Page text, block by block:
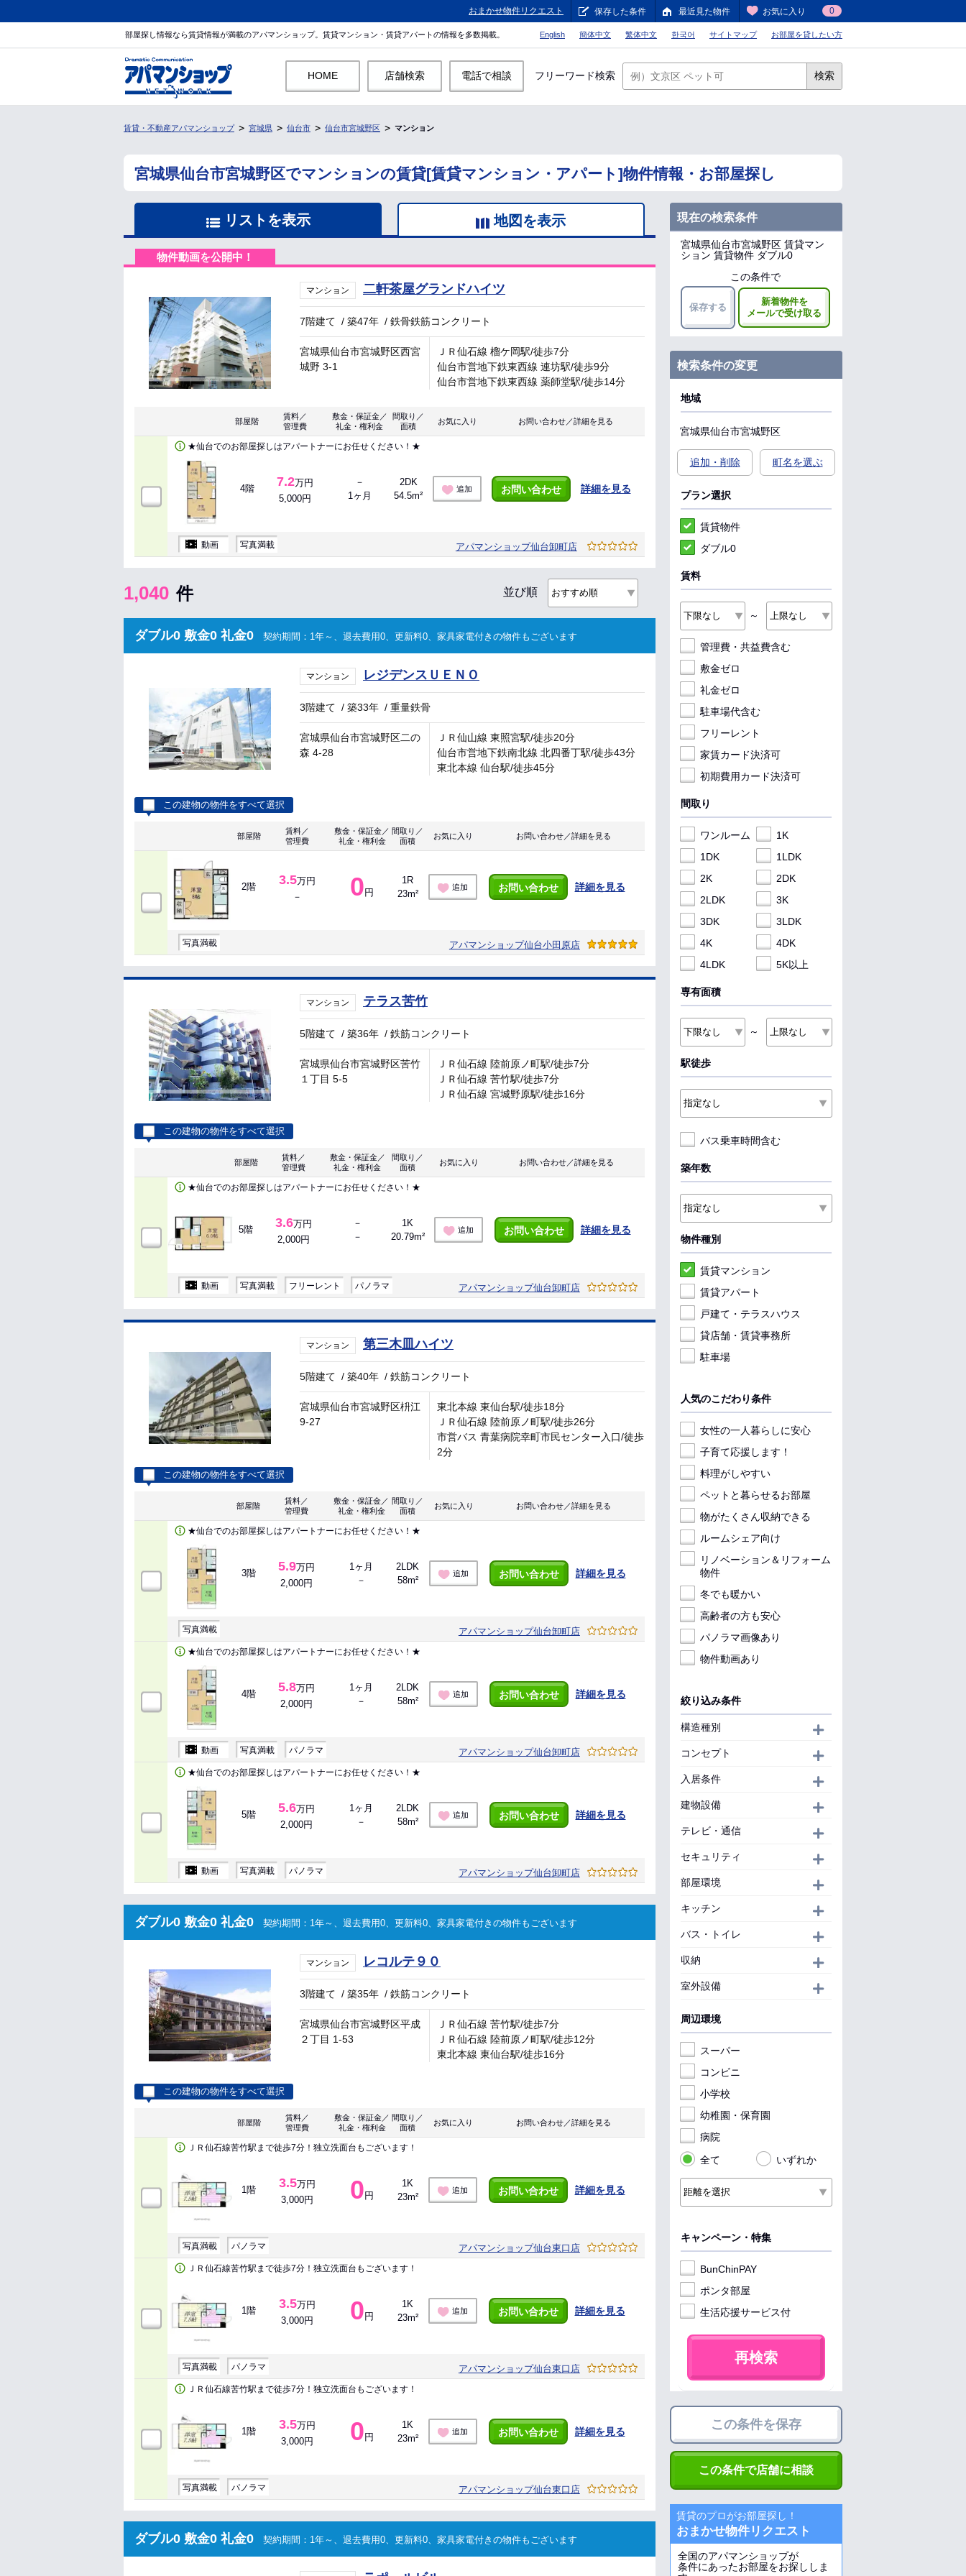
おまかせ物件リクエスト 保存した条件 最近見た物件 お気に入り 0
部屋探し情報なら賃貸情報が満載のアパマンショップ。賃貸マンション・賃貸アパートの情報を多数掲載。 English 簡体中文 繁体中文 한국어 サイトマップ お部屋を貸したい方
HOME 店舗検索 電話で相談 フリーワード検索 検索
賃貸・不動産アパマンショップ 宮城県 仙台市 仙台市宮城野区 マンション
宮城県仙台市宮城野区でマンションの賃貸[賃貸マンション・アパート]物件情報・お部屋探し
リストを表示 地図を表示
物件動画を公開中！
マンション 二軒茶屋グランドハイツ
7階建て /築47年 /鉄骨鉄筋コンクリート
宮城県仙台市宮城野区西宮
城野 3-1
ＪＲ仙石線 榴ケ岡駅/徒歩7分
仙台市営地下鉄東西線 連坊駅/徒歩9分
仙台市営地下鉄東西線 薬師堂駅/徒歩14分
部屋階
賃料／
管理費
敷金・保証金／
礼金・権利金
間取り／
面積
お気に入り お問い合わせ／詳細を見る
★仙台でのお部屋探しはアパートナーにお任せください！★
4階 7.2万円
5,000円
－
1ヶ月
2DK
54.5m²
追加 お問い合わせ 詳細を見る
動画 写真満載 アパマンショップ仙台卸町店
1,040 件 並び順
ダブル0 敷金0 礼金0 契約期間：1年～、退去費用0、更新料0、家具家電付きの物件もございます
マンション レジデンスＵＥＮＯ
3階建て /築33年 /重量鉄骨
宮城県仙台市宮城野区二の
森 4-28
ＪＲ仙山線 東照宮駅/徒歩20分
仙台市営地下鉄南北線 北四番丁駅/徒歩43分
東北本線 仙台駅/徒歩45分
この建物の物件をすべて選択
部屋階
賃料／
管理費
敷金・保証金／
礼金・権利金
間取り／
面積
お気に入り お問い合わせ／詳細を見る
2階 3.5万円
－
0 円
1R
23m²
追加 お問い合わせ 詳細を見る
写真満載 アパマンショップ仙台小田原店
マンション テラス苦竹
5階建て /築36年 /鉄筋コンクリート
宮城県仙台市宮城野区苦竹
１丁目 5-5
ＪＲ仙石線 陸前原ノ町駅/徒歩7分
ＪＲ仙石線 苦竹駅/徒歩7分
ＪＲ仙石線 宮城野原駅/徒歩16分
この建物の物件をすべて選択
部屋階
賃料／
管理費
敷金・保証金／
礼金・権利金
間取り／
面積
お気に入り お問い合わせ／詳細を見る
★仙台でのお部屋探しはアパートナーにお任せください！★
5階 3.6万円
2,000円
－
－
1K
20.79m²
追加 お問い合わせ 詳細を見る
動画 写真満載 フリーレント パノラマ アパマンショップ仙台卸町店
マンション 第三木皿ハイツ
5階建て /築40年 /鉄筋コンクリート
宮城県仙台市宮城野区枡江
9-27
東北本線 東仙台駅/徒歩18分
ＪＲ仙石線 陸前原ノ町駅/徒歩26分
市営バス 青葉病院幸町市民センター入口/徒歩
2分
この建物の物件をすべて選択
部屋階
賃料／
管理費
敷金・保証金／
礼金・権利金
間取り／
面積
お気に入り お問い合わせ／詳細を見る
★仙台でのお部屋探しはアパートナーにお任せください！★
3階 5.9万円
2,000円
1ヶ月
－
2LDK
58m²
追加 お問い合わせ 詳細を見る
写真満載 アパマンショップ仙台卸町店
★仙台でのお部屋探しはアパートナーにお任せください！★
4階 5.8万円
2,000円
1ヶ月
－
2LDK
58m²
追加 お問い合わせ 詳細を見る
動画 写真満載 パノラマ アパマンショップ仙台卸町店
★仙台でのお部屋探しはアパートナーにお任せください！★
5階 5.6万円
2,000円
1ヶ月
－
2LDK
58m²
追加 お問い合わせ 詳細を見る
動画 写真満載 パノラマ アパマンショップ仙台卸町店
ダブル0 敷金0 礼金0 契約期間：1年～、退去費用0、更新料0、家具家電付きの物件もございます
マンション レコルテ９０
3階建て /築35年 /鉄筋コンクリート
宮城県仙台市宮城野区平成
２丁目 1-53
ＪＲ仙石線 苦竹駅/徒歩7分
ＪＲ仙石線 陸前原ノ町駅/徒歩12分
東北本線 東仙台駅/徒歩16分
この建物の物件をすべて選択
部屋階
賃料／
管理費
敷金・保証金／
礼金・権利金
間取り／
面積
お気に入り お問い合わせ／詳細を見る
ＪＲ仙石線苦竹駅まで徒歩7分！独立洗面台もございます！
1階 3.5万円
3,000円
0 円
1K
23m²
追加 お問い合わせ 詳細を見る
写真満載 パノラマ アパマンショップ仙台東口店
ＪＲ仙石線苦竹駅まで徒歩7分！独立洗面台もございます！
1階 3.5万円
3,000円
0 円
1K
23m²
追加 お問い合わせ 詳細を見る
写真満載 パノラマ アパマンショップ仙台東口店
ＪＲ仙石線苦竹駅まで徒歩7分！独立洗面台もございます！
1階 3.5万円
3,000円
0 円
1K
23m²
追加 お問い合わせ 詳細を見る
写真満載 パノラマ アパマンショップ仙台東口店
ダブル0 敷金0 礼金0 契約期間：1年～、退去費用0、更新料0、家具家電付きの物件もございます
現在の検索条件
宮城県仙台市宮城野区 賃貸マン
ション 賃貸物件 ダブル0
この条件で
保存する
新着物件を
メールで受け取る
検索条件の変更
地域
宮城県仙台市宮城野区
追加・削除 町名を選ぶ
プラン選択
賃貸物件
ダブル0
賃料
～
管理費・共益費含む
敷金ゼロ
礼金ゼロ
駐車場代含む
フリーレント
家賃カード決済可
初期費用カード決済可
間取り
ワンルーム
1K
1DK
1LDK
2K
2DK
2LDK
3K
3DK
3LDK
4K
4DK
4LDK
5K以上
専有面積
～
駅徒歩
バス乗車時間含む
築年数
物件種別
賃貸マンション
賃貸アパート
戸建て・テラスハウス
貸店舗・賃貸事務所
駐車場
人気のこだわり条件
女性の一人暮らしに安心
子育て応援します！
料理がしやすい
ペットと暮らせるお部屋
物がたくさん収納できる
ルームシェア向け
リノベーション＆リフォーム
物件
冬でも暖かい
高齢者の方も安心
パノラマ画像あり
物件動画あり
絞り込み条件
構造種別
コンセプト
入居条件
建物設備
テレビ・通信
セキュリティ
部屋環境
キッチン
バス・トイレ
収納
室外設備
周辺環境
スーパー
コンビニ
小学校
幼稚園・保育園
病院
全て
いずれか
キャンペーン・特集
BunChinPAY
ポンタ部屋
生活応援サービス付
再検索
この条件を保存
この条件で店舗に相談
賃貸のプロがお部屋探し！
おまかせ物件リクエスト
全国のアパマンショップが
条件にあったお部屋をお探ししま